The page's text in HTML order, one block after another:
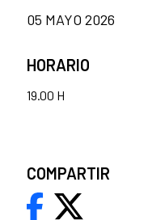
05 MAYO 2026
HORARIO
19.00 H
COMPARTIR